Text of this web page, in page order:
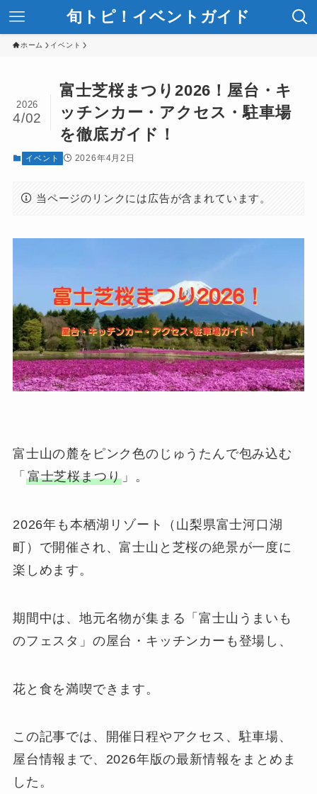
旬トピ！イベントガイド
ホーム イベント
富士芝桜まつり2026！屋台・キ
ッチンカー・アクセス・駐車場
を徹底ガイド！
2026
4/02
イベント 2026年4月2日
当ページのリンクには広告が含まれています。
富士山の麓をピンク色のじゅうたんで包み込む
「 富士芝桜まつり 」。
2026年も本栖湖リゾート（山梨県富士河口湖
町）で開催され、富士山と芝桜の絶景が一度に
楽しめます。
期間中は、地元名物が集まる「富士山うまいも
のフェスタ」の屋台・キッチンカーも登場し、
花と食を満喫できます。
この記事では、開催日程やアクセス、駐車場、
屋台情報まで、2026年版の最新情報をまとめま
した。